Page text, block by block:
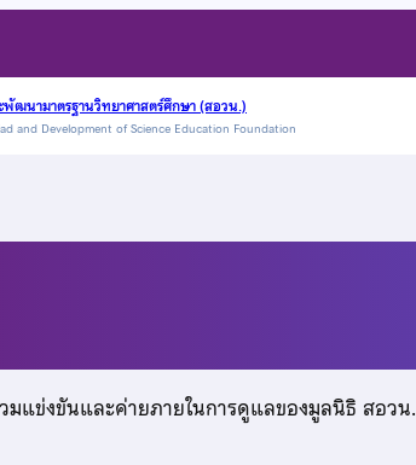
ฒนามาตรฐานวิทยาศาสตร์ศึกษา (สอวน.)
and Development of Science Education Foundation
มแข่งขันและค่ายภายในการดูแลของมูลนิธิ สอวน.